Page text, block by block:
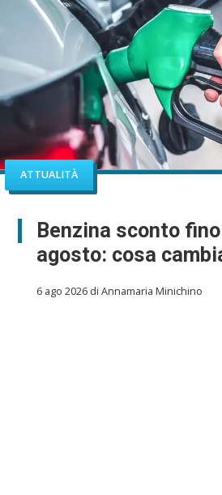
ATTUALITÀ
Benzina sconto
agosto: cosa
6 ago 2026 di Annamaria Minichino